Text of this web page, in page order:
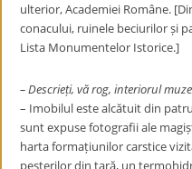
ulterior, Academiei Române.
conacului, ruinele beciurilor și
Lista Monumentelor Istorice.]
– Descrieți, vă rog, interiorul
– Imobilul este alcătuit din
sunt expuse fotografii ale
harta formațiunilor carstice
peșterilor din țară, un